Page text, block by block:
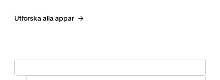
Utforska alla appar